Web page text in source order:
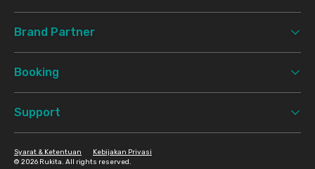
Brand Partner
Booking
Support
© 2026 Rukita. All rights reserved.
Syarat & Ketentuan Kebijakan Privasi